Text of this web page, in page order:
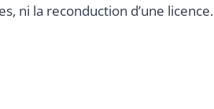
ni la reconduction d’une licence.